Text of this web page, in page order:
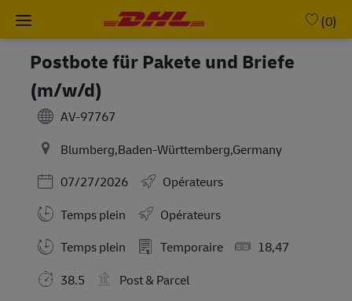
(0)
Postbote für Pakete und Briefe
(m/w/d)
AV-97767
Blumberg,Baden-Württemberg,Germany
Posted Date
07/27/2026
Opérateurs
Temps plein
Opérateurs
Working Hours
Temps plein Temporaire
18,47
38.5
Post & Parcel